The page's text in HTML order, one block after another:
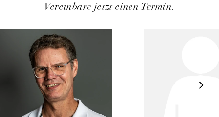
Vereinbare jetzt einen Termin.